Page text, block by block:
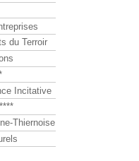
du Terroir
Incitative
Thiernoise